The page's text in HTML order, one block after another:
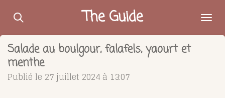
Passer
contenu
principal
The Guide
Salade au boulgour, falafels, yaourt et
menthe
Publié le 27 juillet 2024 à 13:07